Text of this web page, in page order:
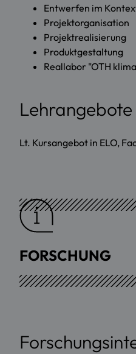
Entwerfen im
Projektorganisation
Projektrealisierung
Produktgestaltung
Reallabor "OTH
Lehrangebote
Lt. Kursangebot in ELO,
FORSCHUNG